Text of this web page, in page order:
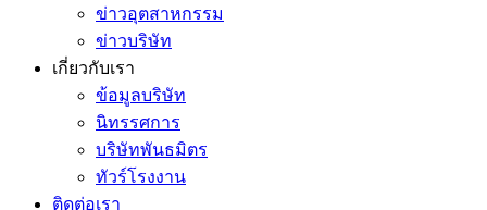
ข่าวอุตสาหกรรม
ข่าวบริษัท
เกี่ยวกับเรา
ข้อมูลบริษัท
นิทรรศการ
บริษัทพันธมิตร
ทัวร์โรงงาน
ติดต่อเรา